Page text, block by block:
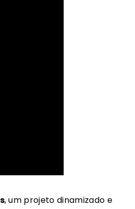
, um projeto dinamizado e